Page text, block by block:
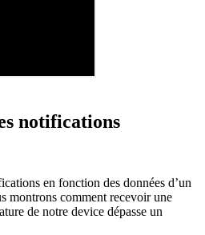
notifications
en fonction des données d’un
montrons comment recevoir une
de notre device dépasse un